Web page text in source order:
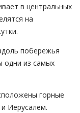
в центральных
на
побережья
одни из самых
горные
Иерусалем.